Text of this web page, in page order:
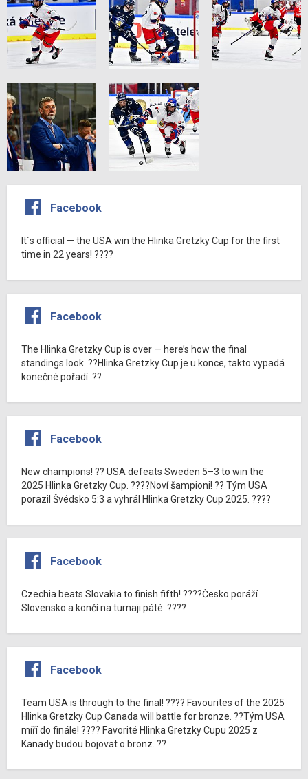
Facebook
It´s official — the USA win the Hlinka Gretzky Cup for the first
time in 22 years! ????
Facebook
The Hlinka Gretzky Cup is over — here’s how the final
standings look. ??Hlinka Gretzky Cup je u konce, takto vypadá
konečné pořadí. ??
Facebook
New champions! ?? USA defeats Sweden 5–3 to win the
2025 Hlinka Gretzky Cup. ????Noví šampioni! ?? Tým USA
porazil Švédsko 5:3 a vyhrál Hlinka Gretzky Cup 2025. ????
Facebook
Czechia beats Slovakia to finish fifth! ????Česko poráží
Slovensko a končí na turnaji páté. ????
Facebook
Team USA is through to the final! ???? Favourites of the 2025
Hlinka Gretzky Cup Canada will battle for bronze. ??Tým USA
míří do finále! ???? Favorité Hlinka Gretzky Cupu 2025 z
Kanady budou bojovat o bronz. ??